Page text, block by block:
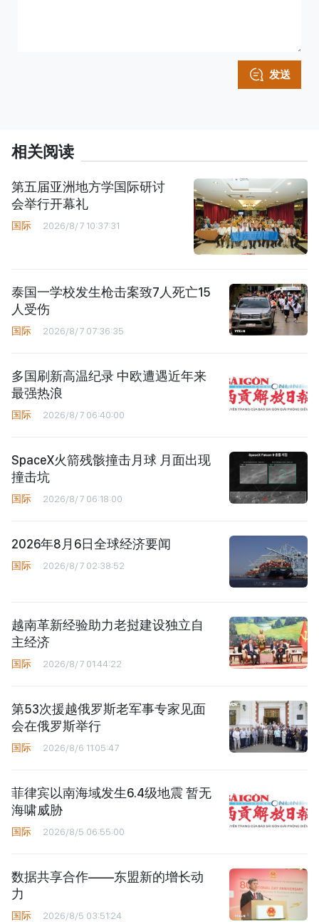
发送
相关阅读
第五届亚洲地方学国际研讨
会举行开幕礼
国际 2026/8/7 10:37:31
泰国一学校发生枪击案致7人死亡15
人受伤
国际 2026/8/7 07:36:35
多国刷新高温纪录 中欧遭遇近年来
最强热浪
国际 2026/8/7 06:40:00
SpaceX火箭残骸撞击月球 月面出现
撞击坑
国际 2026/8/7 06:18:00
2026年8月6日全球经济要闻
国际 2026/8/7 02:38:52
越南革新经验助力老挝建设独立自
主经济
国际 2026/8/7 01:44:22
第53次援越俄罗斯老军事专家见面
会在俄罗斯举行
国际 2026/8/6 11:05:47
菲律宾以南海域发生6.4级地震 暂无
海啸威胁
国际 2026/8/5 06:55:00
数据共享合作——东盟新的增长动
力
国际 2026/8/5 03:51:24